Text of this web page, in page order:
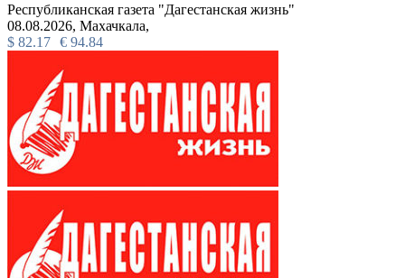
Республиканская газета "Дагестанская жизнь"
08.08.2026, Махачкала,
$ 82.17 € 94.84